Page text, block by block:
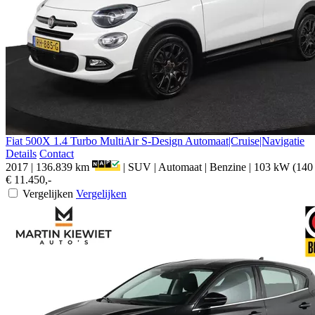
Fiat 500X 1.4 Turbo MultiAir S-Design Automaat|Cruise|Navigatie
Details Contact
2017 | 136.839 km | SUV | Automaat | Benzine | 103 kW
€ 11.450,-
Vergelijken Vergelijken